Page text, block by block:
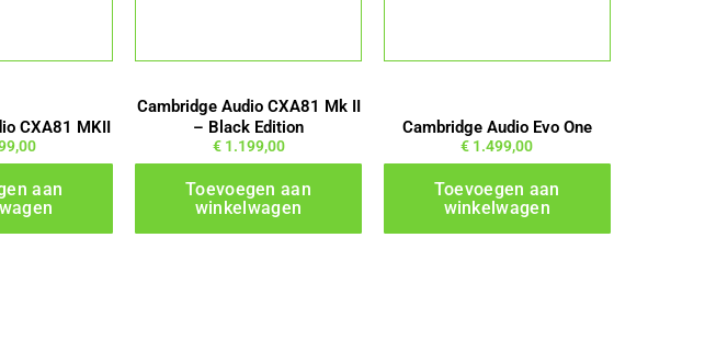
CXA81 MKII
aan
Cambridge Audio CXA81 Mk II
– Black Edition
€1.199,00
Toevoegen aan
winkelwagen
Cambridge Audio Evo One
€ 1.499,00
Toevoegen aan
winkelwagen